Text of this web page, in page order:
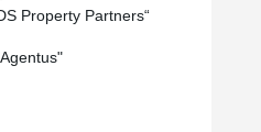
Property Partners“